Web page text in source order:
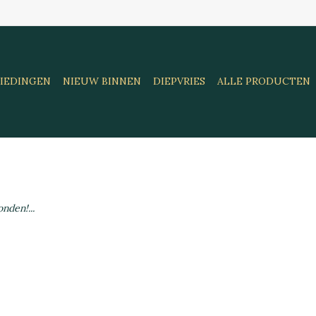
NIEUW BINNEN DIEPVRIES ALLE PRODUCTEN